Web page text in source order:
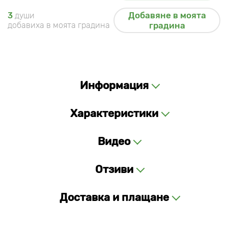
3 души
добавиха в моята градина
Добавяне в моята
градина
Информация
Характеристики
Видео
Отзиви
Доставка и плащане